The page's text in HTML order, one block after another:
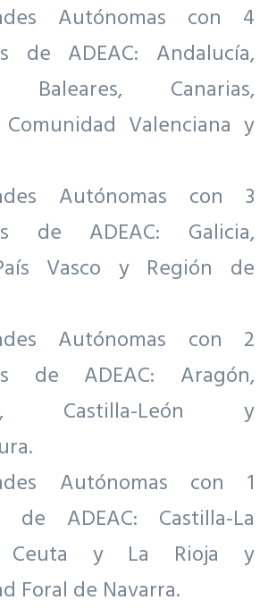
Autónomas con 4
de ADEAC: Andalucía,
Baleares, Canarias,
Comunidad Valenciana y
Autónomas con 3
de ADEAC: Galicia,
Vasco y Región de
Autónomas con 2
de ADEAC: Aragón,
Castilla-León y
Autónomas con 1
de ADEAC: Castilla-La
Ceuta y La Rioja y
Foral de Navarra.